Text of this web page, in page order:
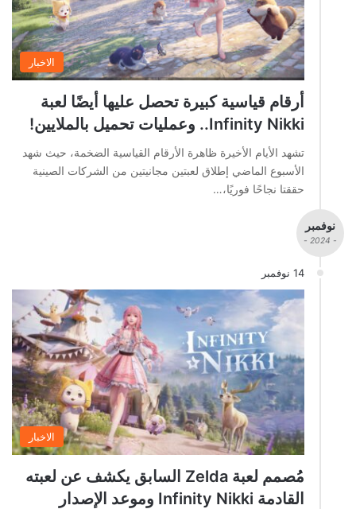
الاخبار
أرقام قياسية كبيرة تحصل عليها أيضًا لعبة
Infinity Nikki.. وعمليات تحميل بالملايين!
تشهد الأيام الأخيرة ظاهرة الأرقام القياسية الضخمة، حيث شهد
الأسبوع الماضي إطلاق لعبتين مجانيتين من الشركات الصينية
حققتا نجاحًا فوريًا،…
نوفمبر
- 2024 -
14 نوفمبر
الاخبار
مُصمم لعبة Zelda السابق يكشف عن لعبته
القادمة Infinity Nikki وموعد الإصدار